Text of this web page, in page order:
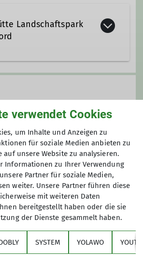
Landschaftspark
71
Wanderer und
aktiv. Nahezu jedes
treten wir den Beweis
Ballungsraum und
wunderbar miteinander
sind
und werden von
verwendet Cookies
um Inhalte und Anzeigen zu
für soziale Medien anbieten zu
unsere Website zu analysieren.
Informationen zu Ihrer Verwendung
Partner für soziale Medien,
weiter. Unsere Partner führen diese
mit weiteren Daten
bereitgestellt haben oder die sie
der Dienste gesammelt haben.
SYSTEM YOLAWO